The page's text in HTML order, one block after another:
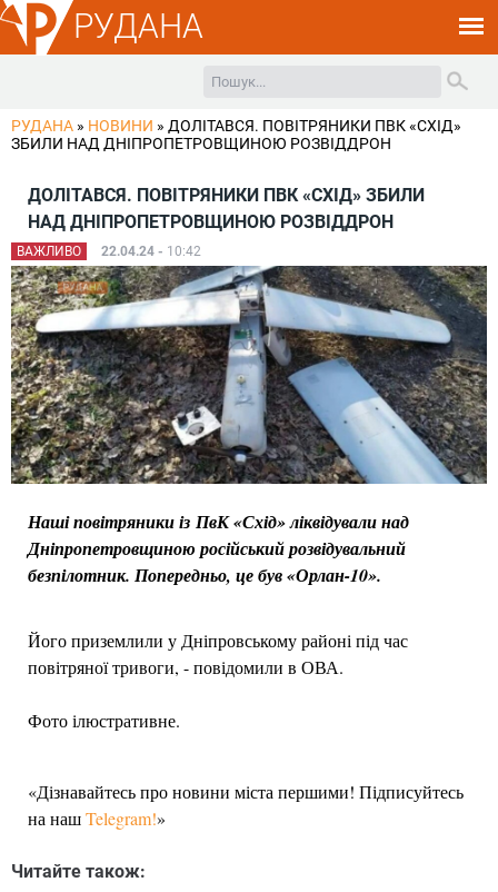
РУДАНА
РУДАНА » НОВИНИ » ДОЛІТАВСЯ. ПОВІТРЯНИКИ ПВК «СХІД»
ЗБИЛИ НАД ДНІПРОПЕТРОВЩИНОЮ РОЗВІДДРОН
ДОЛІТАВСЯ. ПОВІТРЯНИКИ ПВК «СХІД» ЗБИЛИ
НАД ДНІПРОПЕТРОВЩИНОЮ РОЗВІДДРОН
ВАЖЛИВО 22.04.24 - 10:42
Наші повітряники із ПвК «Схід» ліквідували над
Дніпропетровщиною російський розвідувальний
безпілотник. Попередньо, це був «Орлан-10».
Його приземлили у Дніпровському районі під час
повітряної тривоги, - повідомили в ОВА.
Фото ілюстративне.
«Дізнавайтесь про новини міста першими! Підписуйтесь
на нашTelegram!»
Читайте також: